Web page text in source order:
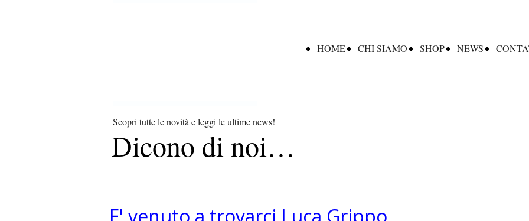
HOME CHI SIAMO SHOP NEWS
Scopri tutte le novità e leggi le ultime news!
Dicono di noi…